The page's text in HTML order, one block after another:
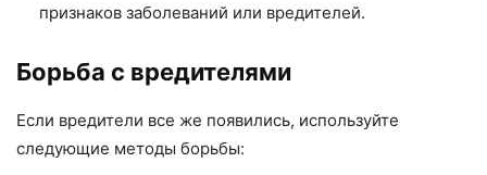
признаков заболеваний или вредителей.
Борьба с вредителями
Если вредители все же появились, используйте
следующие методы борьбы: